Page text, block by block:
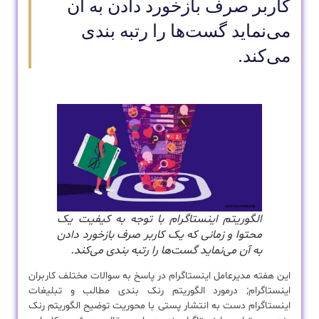
کاربر صرف بازخورد دادن به آن
می‌نماید گست‌ها را رتبه بندی
می‌کند.
الگوریتم اینستاگرام با توجه به کیفیت یک
محتوا و زمانی که یک کاربر صرف بازخورد دادن
به آن می‌نماید گست‌ها را رتبه بندی می‌کند.
این هفته مدیرعامل اینستاگرام در پاسخ به سوالات مختلف کاربران
اینستاگرام; درمورد الگوریتم رنک بندی مطالب و تبلیغات
اینستاگرام دست به انتشار پستی با محوریت توضیح الگوریتم رنک